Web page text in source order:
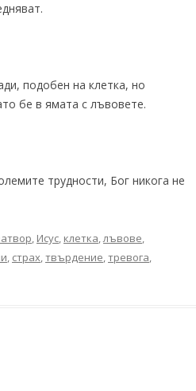
подобен на клетка, но
бе в ямата с лъвовете.
трудности, Бог никога не
, Исус, клетка,лъвове,
, страх,твърдение,тревога,